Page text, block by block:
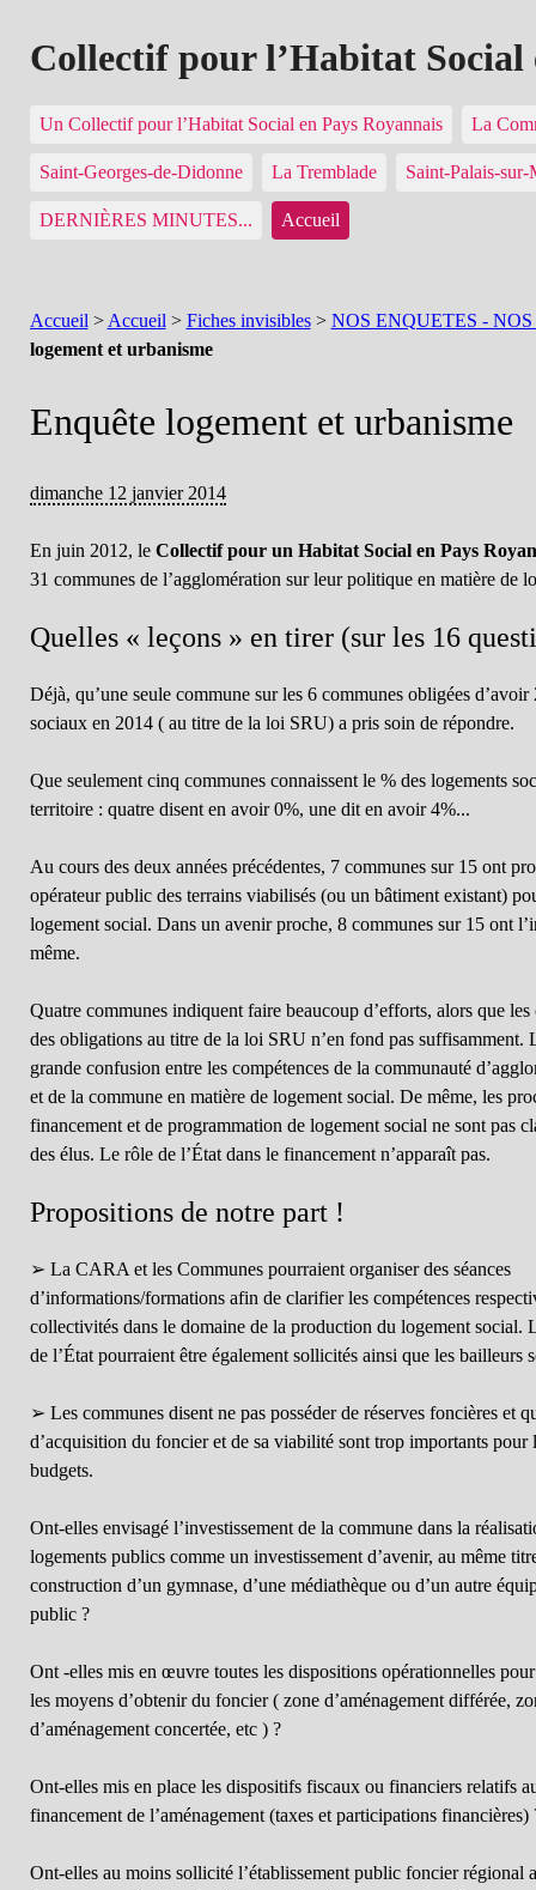
Collectif pour l’Habitat Social
Un Collectif pour l’Habitat Social en Pays Royannais La
Saint-Georges-de-Didonne La Tremblade Saint-Palais-sur-
DERNIÈRES MINUTES... Accueil
Accueil > Accueil > Fiches invisibles> NOS ENQUETES -
logement et urbanisme
Enquête logement et urbanisme
dimanche 12 janvier 2014
En juin 2012, le Collectif pour un Habitat Social en Pays
31 communes de l’agglomération sur leur politique en matière de
Quelles « leçons » en tirer (sur les 16
Déjà, qu’une seule commune sur les 6 communes obligées d’avoir
sociaux en 2014 ( au titre de la loi SRU) a pris soin de répondre.
Que seulement cinq communes connaissent le % des logements
territoire : quatre disent en avoir 0%, une dit en avoir 4%...
Au cours des deux années précédentes, 7 communes sur 15 ont
opérateur public des terrains viabilisés (ou un bâtiment existant)
logement social. Dans un avenir proche, 8 communes sur 15 ont
même.
Quatre communes indiquent faire beaucoup d’efforts, alors que les
des obligations au titre de la loi SRU n’en fond pas suffisamment.
grande confusion entre les compétences de la communauté
et de la commune en matière de logement social. De même, les
financement et de programmation de logement social ne sont pas
des élus. Le rôle de l’État dans le financement n’apparaît pas.
Propositions de notre part !
➢ La CARA et les Communes pourraient organiser des séances
d’informations/formations afin de clarifier les compétences
collectivités dans le domaine de la production du logement social.
de l’État pourraient être également sollicités ainsi que les bailleurs
➢ Les communes disent ne pas posséder de réserves foncières et
d’acquisition du foncier et de sa viabilité sont trop importants pour
budgets.
Ont-elles envisagé l’investissement de la commune dans la
logements publics comme un investissement d’avenir, au même
construction d’un gymnase, d’une médiathèque ou d’un autre
public ?
Ont -elles mis en œuvre toutes les dispositions opérationnelles
les moyens d’obtenir du foncier ( zone d’aménagement différée,
d’aménagement concertée, etc ) ?
Ont-elles mis en place les dispositifs fiscaux ou financiers relatifs
financement de l’aménagement (taxes et participations financières)
Ont-elles au moins sollicité l’établissement public foncier régional